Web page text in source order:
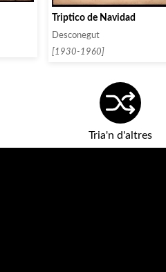
Triptico de Navidad
Desconegut
[1930-1960]
Tria'n d'altres